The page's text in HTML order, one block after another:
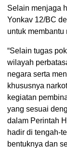
Selain menjaga
Yonkav 12/BC
untuk
“Selain tugas
wilayah
negara serta
khususnya
kegiatan
yang sesuai
dalam Perintah
hadir di tengah-
bentuknya dan